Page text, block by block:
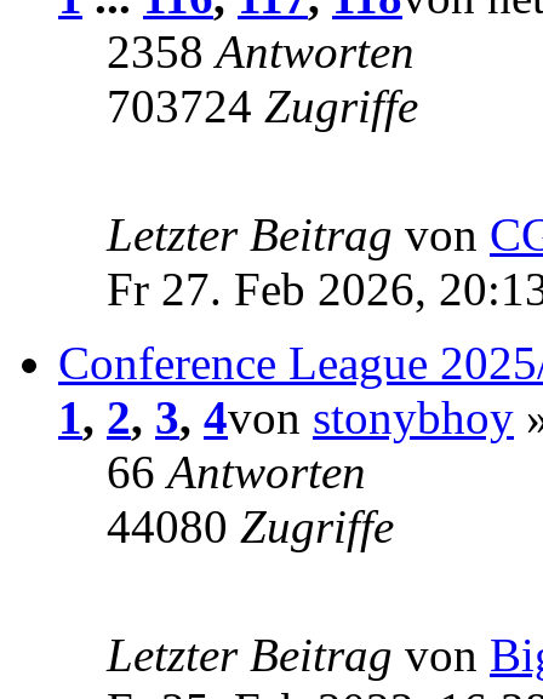
2358Antworten
703724 Zugriffe
Letzter Beitrag von
Fr 27. Feb 2026,
Conference League
1, 2, 3, 4von stonybhoy
66Antworten
44080 Zugriffe
Letzter Beitrag von